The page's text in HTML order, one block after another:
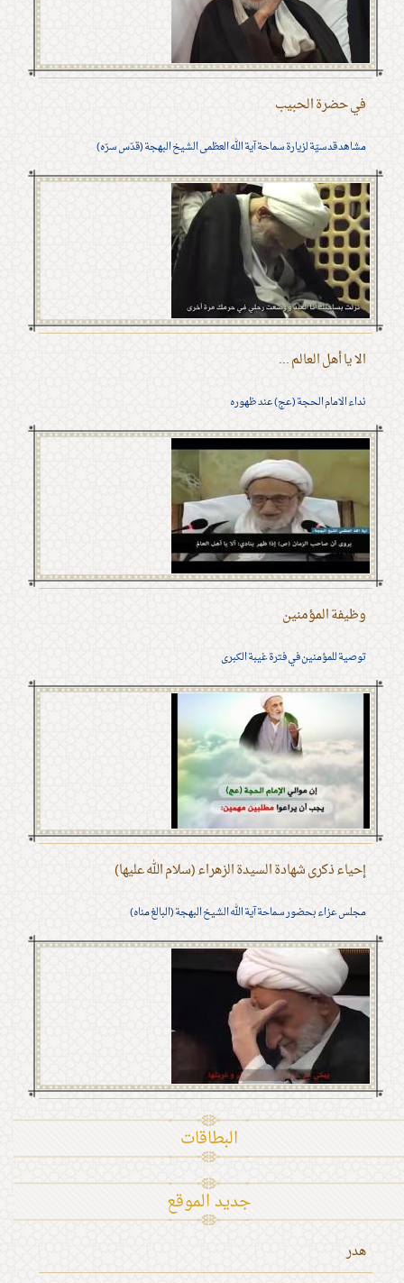
في حضرة الحبيب
مشاهد قدسيّة لزيارة سماحة آية الله العظمى الشيخ البهجة (قدّس سرّه)
الا يا أهل العالم ...
نداء الامام الحجة (عج) عند ظهوره
وظيفة المؤمنين
توصية للمؤمنين في فترة غيبة الكبرى
إحياء ذكرى شهادة السيدة الزهراء (سلام الله عليها)
مجلس عزاء بحضور سماحة آية الله الشيخ البهجة (البالغ مناه)
البطاقات
جديد الموقع
هدر